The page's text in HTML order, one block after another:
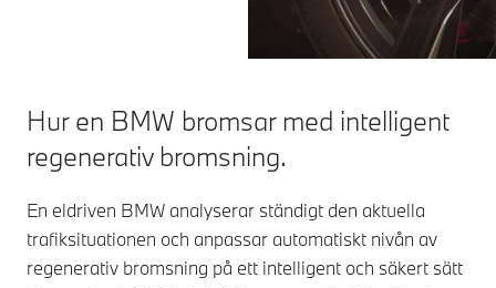
Hur en BMW bromsar med intelligent
regenerativ bromsning.
En eldriven BMW analyserar ständigt den aktuella
trafiksituationen och anpassar automatiskt nivån av
regenerativ bromsning på ett intelligent och säkert sätt